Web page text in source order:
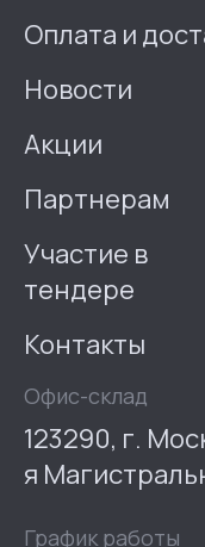
Оплата и
Новости
Акции
Партнерам
Участие в
тендере
Контакты
Офис-склад
123290, г.
я
График работы